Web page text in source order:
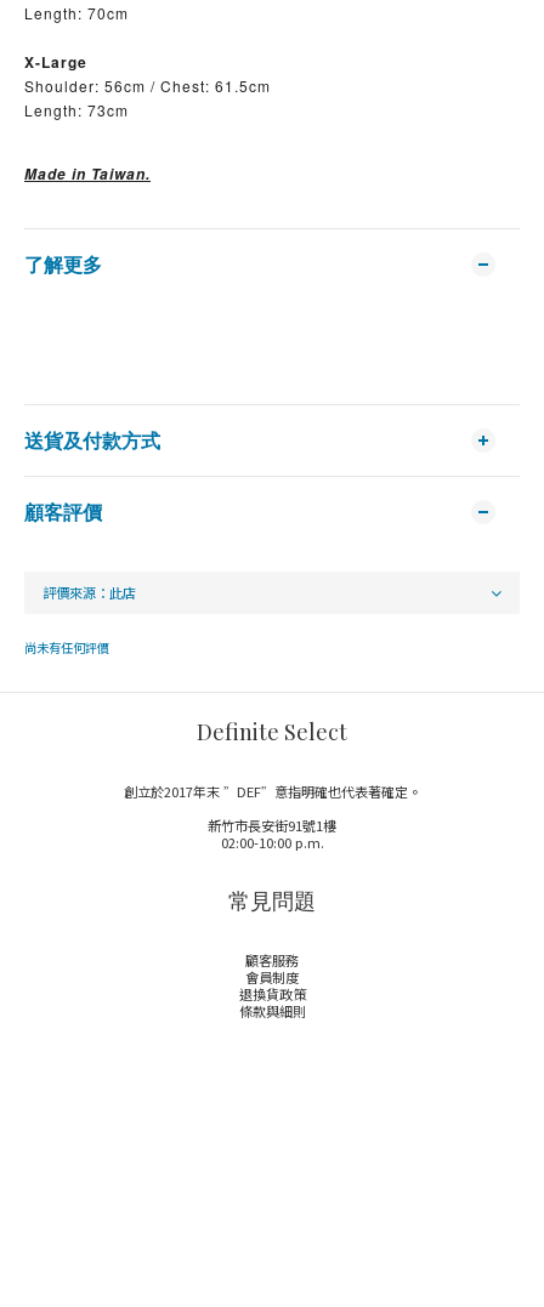
Length: 70cm
X-Large
Shoulder: 56cm / Chest: 61.5cm
Length: 73cm
Made in Taiwan.
了解更多
送貨及付款方式
顧客評價
尚未有任何評價
Definite Select
創立於2017年末 ”DEF”意指明確也代表著確定。
新竹市長安街91號1樓
02:00-10:00 p.m.
常見問題
顧客服務
會員制度
退換貨政策
條款與細則